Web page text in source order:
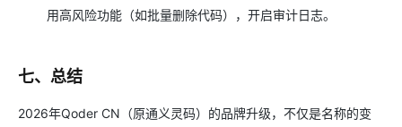
用高风险功能（如批量删除代码），开启审计日志。
七、总结
2026年Qoder CN（原通义灵码）的品牌升级，不仅是名称的变